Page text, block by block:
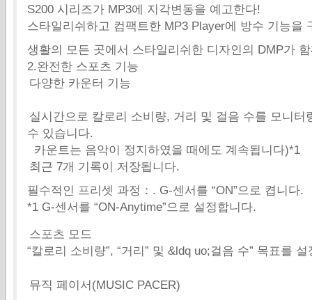
S200 시리즈가 MP3에 지각변동을 예고한다!
스타일리쉬하고 컴팩트한 MP3 Player에 방수 기능을
생활의 모든 곳에서 스타일리쉬한 디자인의 DMP가
2.완전한 스포츠 기능
다양한 카운터 기능
실시간으로 칼로리 소비량, 거리 및 걸음 수를 모니터
수 있습니다.
카운트는 음악이 정지하였을 때에도 계속됩니다)*1
최근 7개 기록이 저장됩니다.
필수적인 프리셋 과정：. G-센서를 “ON”으로 켭니다.
*1 G-센서를 “ON-Anytime”으로 설정합니다.
스포츠 모드
“칼로리 소비량”, “거리” 및 &ldq uo;걸음 수” 목표를
뮤직 페이서(MUSIC PACER)